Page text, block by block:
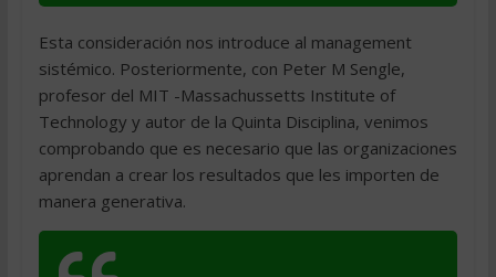
Esta consideración nos introduce al management
sistémico. Posteriormente, con Peter M Sengle,
profesor del MIT -Massachussetts Institute of
Technology y autor de la Quinta Disciplina, venimos
comprobando que es necesario que las organizaciones
aprendan a crear los resultados que les importen de
manera generativa.